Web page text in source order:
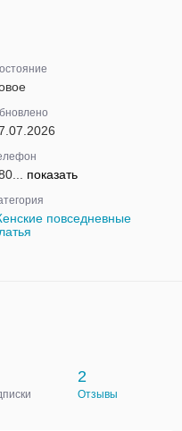
показать
повседневные
2
Отзывы